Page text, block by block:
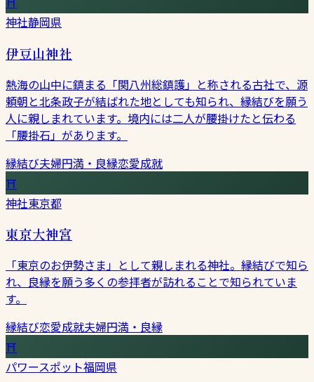
神社静岡県
伊豆山神社
熱海の山中に鎮まる「関八州総鎮護」と称される古社で、源
頼朝と北条政子が結ばれた地としても知られ、縁結びを願う
人に親しまれています。境内には二人が腰掛けたと伝わる
「腰掛石」があります。
縁結び夫婦円満・良縁恋愛成就
⛩
神社東京都
東京大神宮
「東京のお伊勢さま」として親しまれる神社。縁結びで知ら
れ、良縁を願う多くの参拝者が訪れることで知られていま
す。
縁結び恋愛成就夫婦円満・良縁
⛩
パワースポット福岡県